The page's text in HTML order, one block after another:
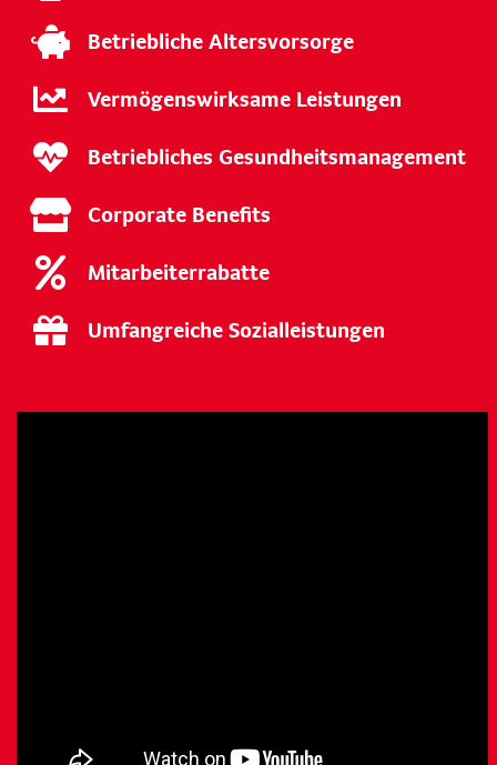
Betriebliche Altersvorsorge
Vermögenswirksame Leistungen
Betriebliches Gesundheitsmanagement
Corporate Benefits
Mitarbeiterrabatte
Umfangreiche Sozialleistungen